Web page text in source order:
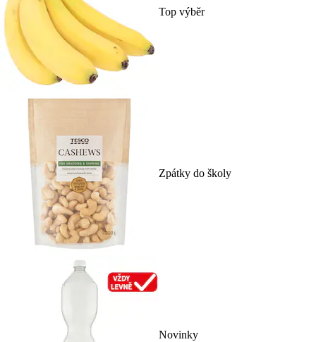
Top výběr
Zpátky do školy
Novinky